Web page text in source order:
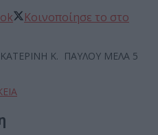
Κοινοποίησε το στο
Κ. ΠΑΥΛΟΥ ΜΕΛΑ 5